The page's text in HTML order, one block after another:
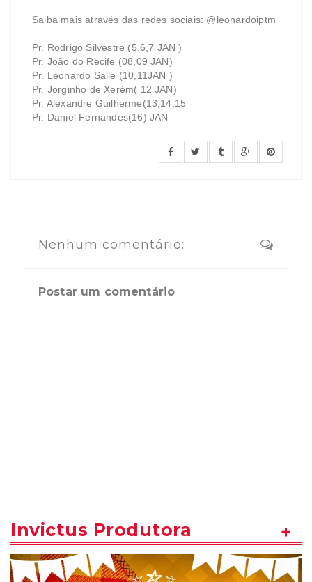
Saiba mais através das redes sociais: @leonardoiptm
Pr. Rodrigo Silvestre (5,6,7 JAN )
Pr. João do Recife (08,09 JAN)
Pr. Leonardo Salle (10,11JAN )
Pr. Jorginho de Xerém( 12 JAN)
Pr. Alexandre Guilherme(13,14,15
Pr. Daniel Fernandes(16) JAN
Nenhum comentário:
Postar um comentário
Invictus Produtora